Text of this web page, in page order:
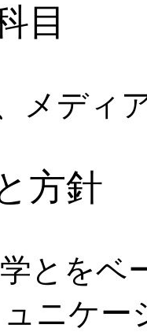
目
メディ
方針
とをベ
ニケ